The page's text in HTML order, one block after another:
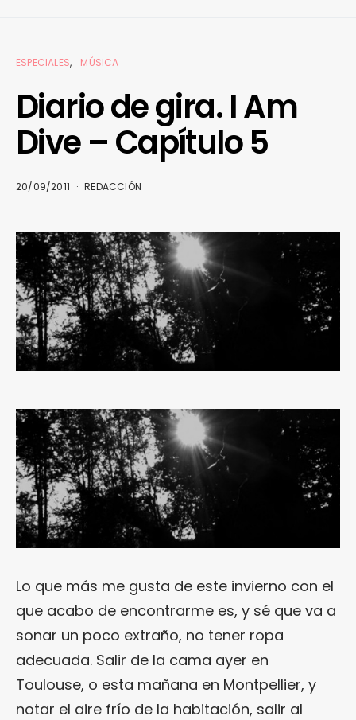
ESPECIALES MÚSICA
Diario de gira. I Am
Dive – Capítulo 5
20/09/2011 REDACCIÓN
Lo que más me gusta de este invierno con el
que acabo de encontrarme es, y sé que va a
sonar un poco extraño, no tener ropa
adecuada. Salir de la cama ayer en
Toulouse, o esta mañana en Montpellier, y
notar el aire frío de la habitación, salir al